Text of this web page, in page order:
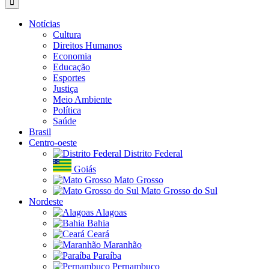
para:
Notícias
Cultura
Direitos Humanos
Economia
Educação
Esportes
Justiça
Meio Ambiente
Política
Saúde
Brasil
Centro-oeste
Distrito Federal
Goiás
Mato Grosso
Mato Grosso do Sul
Nordeste
Alagoas
Bahia
Ceará
Maranhão
Paraíba
Pernambuco